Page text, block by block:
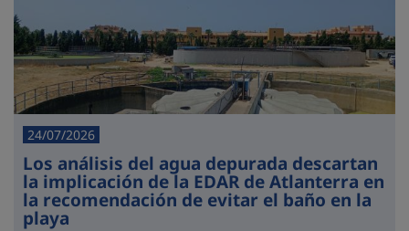
24/07/2026
Los análisis del agua depurada descartan
la implicación de la EDAR de Atlanterra en
la recomendación de evitar el baño en la
playa